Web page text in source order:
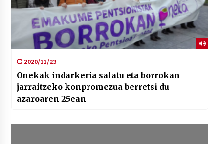
2020/11/23
Onekak indarkeria salatu eta borrokan
jarraitzeko konpromezua berretsi du
azaroaren 25ean